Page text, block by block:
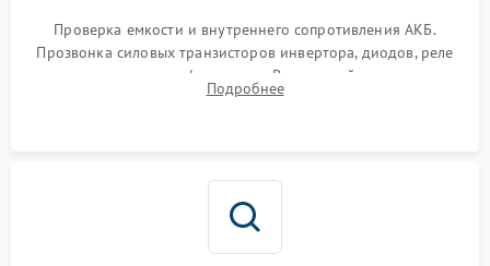
Проверка емкости и внутреннего сопротивления АКБ.
Прозвонка силовых транзисторов инвертора, диодов, реле
переключения и трансформатора. Визуальный поиск вздутых
конденсаторов и прогаров на печатной плате.
Подробнее